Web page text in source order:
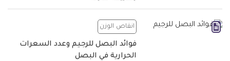
انقاص الوزن
فوائد البصل للرجيم وعدد السعرات
الحرارية في البصل